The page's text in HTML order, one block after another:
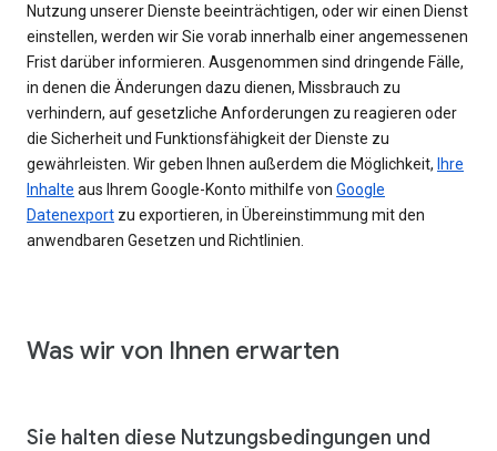
Nutzung unserer Dienste beeinträchtigen, oder wir einen Dienst
einstellen, werden wir Sie vorab innerhalb einer angemessenen
Frist darüber informieren. Ausgenommen sind dringende Fälle,
in denen die Änderungen dazu dienen, Missbrauch zu
verhindern, auf gesetzliche Anforderungen zu reagieren oder
die Sicherheit und Funktionsfähigkeit der Dienste zu
gewährleisten. Wir geben Ihnen außerdem die Möglichkeit, Ihre
Inhalte aus Ihrem Google-Konto mithilfe von Google
Datenexport zu exportieren, in Übereinstimmung mit den
anwendbaren Gesetzen und Richtlinien.
Was wir von Ihnen erwarten
Sie halten diese Nutzungsbedingungen und